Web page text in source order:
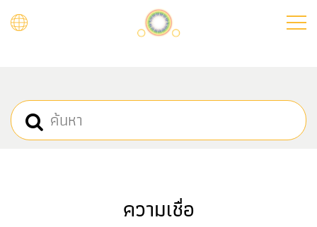
ความเชื่อ